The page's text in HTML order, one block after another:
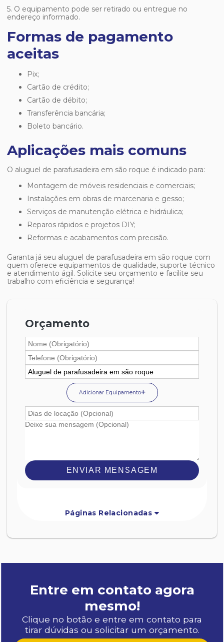
5. O equipamento pode ser retirado ou entregue no
endereço informado.
Formas de pagamento
aceitas
Pix;
Cartão de crédito;
Cartão de débito;
Transferência bancária;
Boleto bancário.
Aplicações mais comuns
O aluguel de parafusadeira em são roque é indicado para:
Montagem de móveis residenciais e comerciais;
Instalações em obras de marcenaria e gesso;
Serviços de manutenção elétrica e hidráulica;
Reparos rápidos e projetos DIY;
Reformas e acabamentos com precisão.
Garanta já seu aluguel de parafusadeira em são roque com
quem oferece equipamentos de qualidade, suporte técnico
e atendimento ágil. Solicite seu orçamento e facilite seu
trabalho com eficiência e segurança!
Orçamento
Adicionar Equipamento
ENVIAR MENSAGEM
Páginas Relacionadas
Entre em contato agora
mesmo!
Clique no botão e entre em contato para
tirar dúvidas ou solicitar um orçamento.